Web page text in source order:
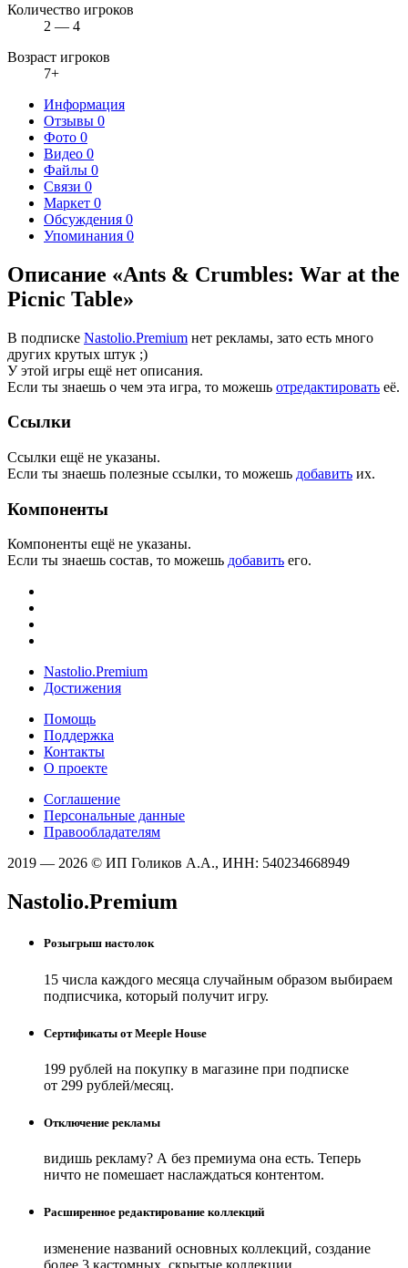
Количество игроков
2 — 4
Возраст игроков
7+
Информация
Отзывы 0
Фото 0
Видео 0
Файлы 0
Связи 0
Маркет 0
Обсуждения 0
Упоминания 0
Описание «Ants & Crumbles: War at the
Picnic Table»
В подписке Nastolio.Premium нет рекламы, зато есть много
других крутых штук ;)
У этой игры ещё нет описания.
Если ты знаешь о чем эта игра, то можешь отредактировать её.
Ссылки
Ссылки ещё не указаны.
Если ты знаешь полезные ссылки, то можешь добавить их.
Компоненты
Компоненты ещё не указаны.
Если ты знаешь состав, то можешь добавить его.
Nastolio.Premium
Достижения
Помощь
Поддержка
Контакты
О проекте
Соглашение
Персональные данные
Правообладателям
2019 — 2026 © ИП Голиков А.А., ИНН: 540234668949
Nastolio.Premium
Розыгрыш настолок
15 числа каждого месяца случайным образом выбираем
подписчика, который получит игру.
Сертификаты от Meeple House
199 рублей на покупку в магазине при подписке
от 299 рублей/месяц.
Отключение рекламы
видишь рекламу? А без премиума она есть. Теперь
ничто не помешает наслаждаться контентом.
Расширенное редактирование коллекций
изменение названий основных коллекций, создание
более 3 кастомных, скрытые коллекции